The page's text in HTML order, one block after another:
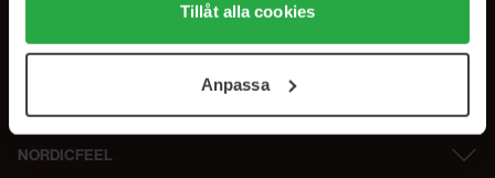
alla cookies, medan du under "Detaljer" kan anpassa
användningen av cookies. Du kan när som helst återkalla
samt vår Integritetspolicy.
Tillåt alla cookies
Anpassa
NORDICFEEL